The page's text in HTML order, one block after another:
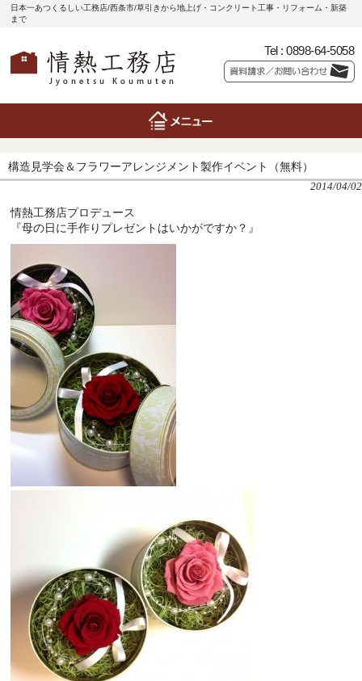
日本一あつくるしい工務店/西条市/草引きから地上げ・コンクリート工事・リフォーム・新築
まで
Tel : 0898-64-5058
構造見学会＆フラワーアレンジメント製作イベント（無料）
2014/04/02
情熱工務店プロデュース
『母の日に手作りプレゼントはいかがですか？』